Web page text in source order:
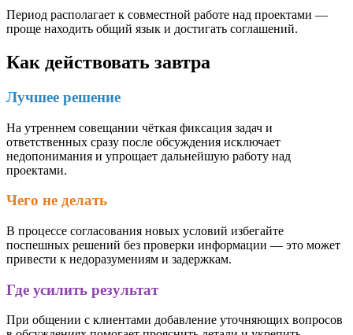
Период располагает к совместной работе над проектами —
проще находить общий язык и достигать соглашений.
Как действовать завтра
Лучшее решение
На утреннем совещании чёткая фиксация задач и
ответственных сразу после обсуждения исключает
недопонимания и упрощает дальнейшую работу над
проектами.
Чего не делать
В процессе согласования новых условий избегайте
поспешных решений без проверки информации — это может
привести к недоразумениям и задержкам.
Где усилить результат
При общении с клиентами добавление уточняющих вопросов